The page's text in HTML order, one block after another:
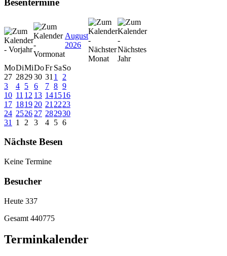
Besentermine
August
2026
MoDiMiDoFr SaSo
27 282930 31 1
2
3
4 5 6 7 8 9
10 11 12 13 141516
17 1819 20 21 2223
24 2526 27 282930
31
1 2 3 4 5 6
Nächste Besen
Keine Termine
Besucher
Heute 337
Gesamt 440775
Terminkalender